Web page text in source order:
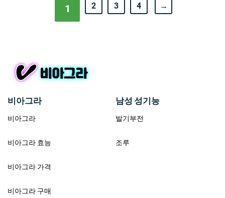
1 2 3 4 →
비아그라
비아그라
비아그라 효능
비아그라 가격
비아그라 구매
남성 성기능
발기부전
조루